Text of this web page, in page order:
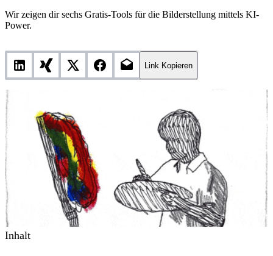
Wir zeigen dir sechs Gratis-Tools für die Bilderstellung mittels KI-
Power.
Link Kopieren
Inhalt